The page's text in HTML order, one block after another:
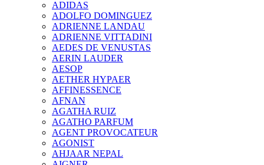
ADIDAS
ADOLFO DOMINGUEZ
ADRIENNE LANDAU
ADRIENNE VITTADINI
AEDES DE VENUSTAS
AERIN LAUDER
AESOP
AETHER HYPAER
AFFINESSENCE
AFNAN
AGATHA RUIZ
AGATHO PARFUM
AGENT PROVOCATEUR
AGONIST
AHJAAR NEPAL